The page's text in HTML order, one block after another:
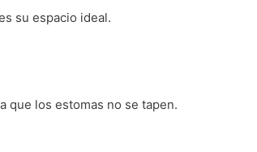
su espacio ideal.
que los estomas no se tapen.